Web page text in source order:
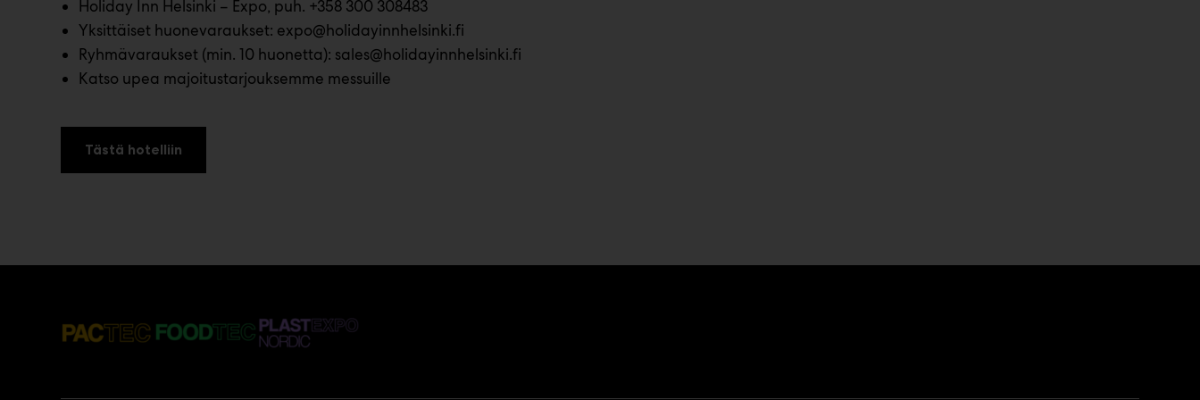
Holiday Inn Helsinki – Expo, puh. +358 300 308483
Yksittäiset huonevaraukset: expo@holidayinnhelsinki.fi
Ryhmävaraukset (min. 10 huonetta): sales@holidayinnhelsinki.fi
Katso upea majoitustarjouksemme messuille
Tästä hotelliin